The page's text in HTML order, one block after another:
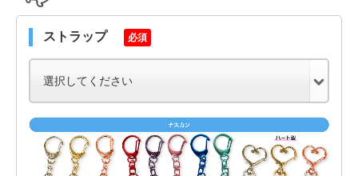
ストラップ 必須